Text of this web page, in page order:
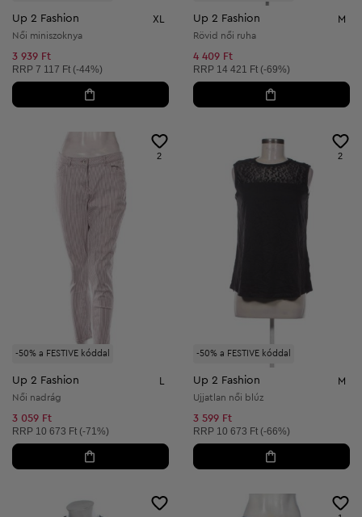
Up 2 Fashion XL
Női miniszoknya
3 939 Ft
Ajánlott ár:
RRP 7 117 Ft (-44%)
Up 2 Fashion M
Rövid női ruha
4 409 Ft
Ajánlott ár:
RRP 14 421 Ft (-69%)
-50% a FESTIVE kóddal
2
Up 2 Fashion L
Női nadrág
3 059 Ft
Ajánlott ár:
RRP 10 673 Ft (-71%)
-50% a FESTIVE kóddal
2
Up 2 Fashion M
Ujjatlan női blúz
3 599 Ft
Ajánlott ár:
RRP 10 673 Ft (-66%)